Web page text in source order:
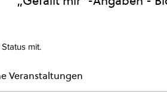
mit.
Veranstaltungen